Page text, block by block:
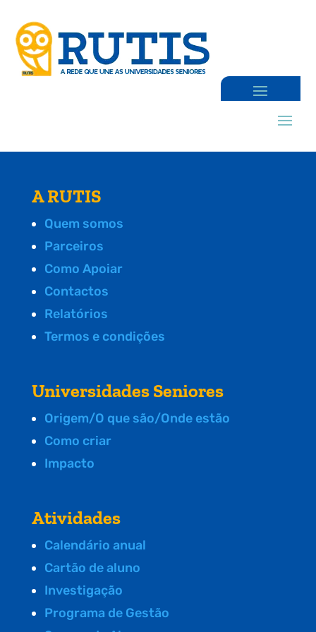
A RUTIS
Quem somos
Parceiros
Como Apoiar
Contactos
Relatórios
Termos e condições
Universidades Seniores
Origem/O que são/Onde estão
Como criar
Impacto
Atividades
Calendário anual
Cartão de aluno
Investigação
Programa de Gestão